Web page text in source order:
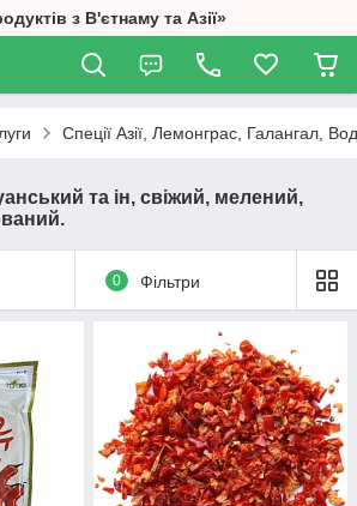
з В'єтнаму та Азії»
Спеції Азії, Лемонграс, Галангал,
та ін, свіжий, мелений,
0 Фільтри